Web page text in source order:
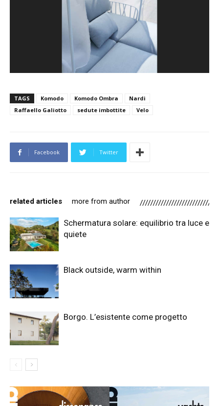
TAGS Komodo Komodo Ombra
Nardi
Raffaello Galiotto
sedute imbottite Velo
Facebook Twitter
related articles more from author
Schermatura solare: equilibrio tra luce e
quiete
Black outside, warm within
Borgo. L’esistente come progetto